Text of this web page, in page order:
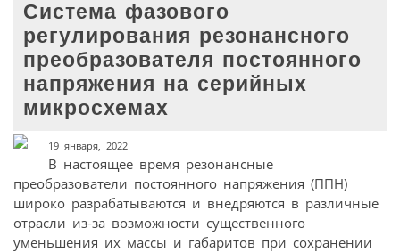
Система фазового
регулирования резонансного
преобразователя постоянного
напряжения на серийных
микросхемах
19 января, 2022
В настоящее время резонансные
преобразователи постоянного напряжения (ППН)
широко разрабатываются и внедряются в различные
отрасли из-за возможности существенного
уменьшения их массы и габаритов при сохранении